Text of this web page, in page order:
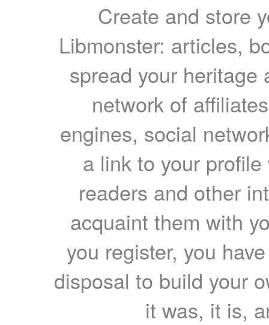
Create and store
Libmonster: articles,
spread your heritage
network of
engines, social
a link to your
readers and other
acquaint them with
you register, you
disposal to build your
it was, it is,